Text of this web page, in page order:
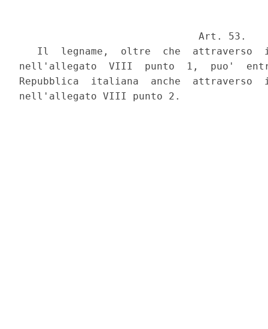
                              Art. 53.
Il  legname,  oltre  che  attraverso
nell'allegato  VIII  punto  1,  puo'
Repubblica  italiana  anche